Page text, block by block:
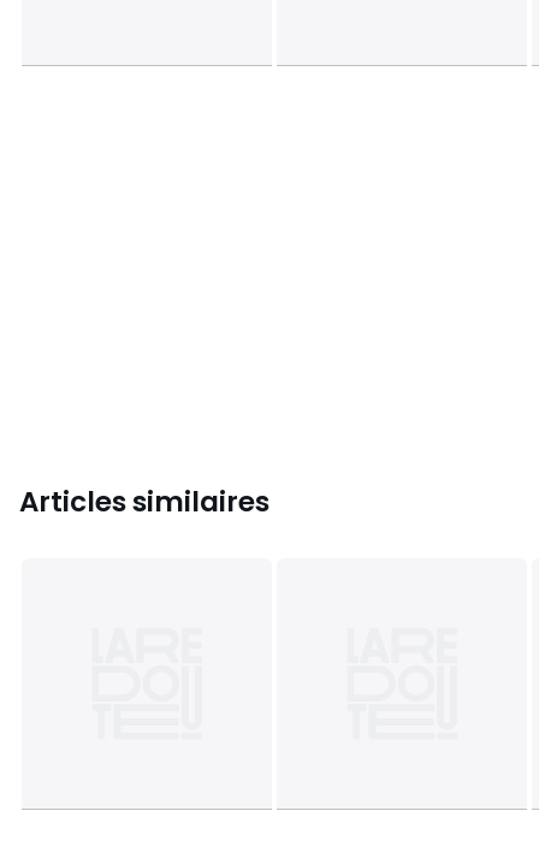
Articles similaires